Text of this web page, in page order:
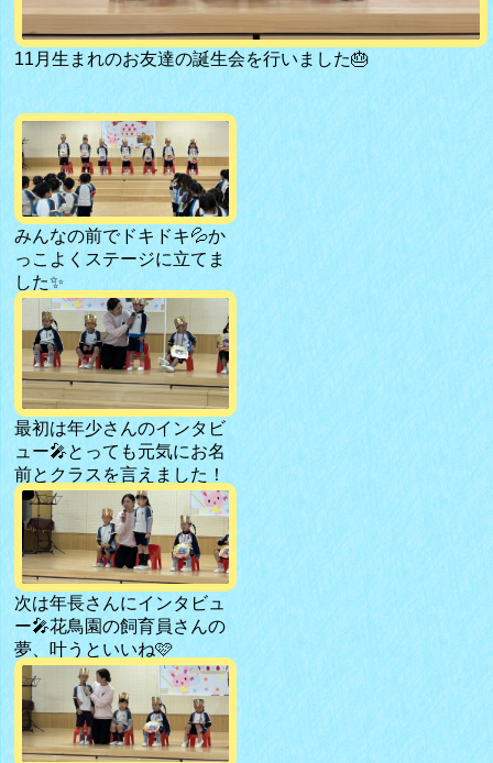
11月生まれのお友達の誕生会を行いました🎂
みんなの前でドキドキ💦か
っこよくステージに立てま
した✨
最初は年少さんのインタビ
ュー🎤とっても元気にお名
前とクラスを言えました！
次は年長さんにインタビュ
ー🎤花鳥園の飼育員さんの
夢、叶うといいね🩷